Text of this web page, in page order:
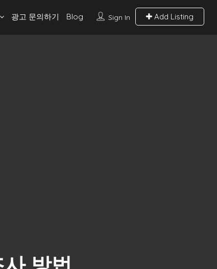
Sign In Add Listing
광고 문의하기 Blog